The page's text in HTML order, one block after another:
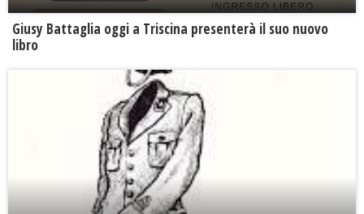
Giusy Battaglia oggi a Triscina presenterà il suo nuovo
libro